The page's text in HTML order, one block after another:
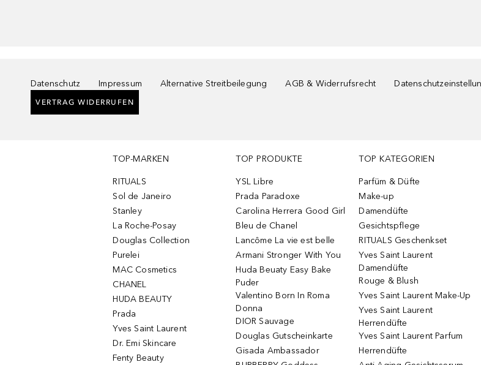
Datenschutz Impressum Alternative Streitbeilegung AGB & Widerrufsrecht
VERTRAG WIDERRUFEN
TOP-MARKEN
RITUALS
Sol de Janeiro
Stanley
La Roche-Posay
Douglas Collection
Purelei
MAC Cosmetics
CHANEL
HUDA BEAUTY
Prada
Yves Saint Laurent
Dr. Emi Skincare
Fenty Beauty
TOP PRODUKTE
YSL Libre
Prada Paradoxe
Carolina Herrera Good Girl
Bleu de Chanel
Lancôme La vie est belle
Armani Stronger With You
Huda Beuaty Easy Bake
Puder
Valentino Born In Roma
Donna
DIOR Sauvage
Douglas Gutscheinkarte
Gisada Ambassador
TOP KATEGORIEN
Parfüm & Düfte
Make-up
Damendüfte
Gesichtspflege
RITUALS Geschenkset
Yves Saint Laurent
Damendüfte
Rouge & Blush
Yves Saint Laurent Make-Up
Yves Saint Laurent
Herrendüfte
Yves Saint Laurent Parfum
Herrendüfte